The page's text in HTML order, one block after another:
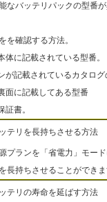
なバッテリパックの型番
を確認する方法。
体に記載されている型番。
が記載されているカタログ
面に記載してある型番
書。
テリを長持ちさせる方法
プランを「省電力」モー
長持ちさせることができま
テリの寿命を延ばす方法